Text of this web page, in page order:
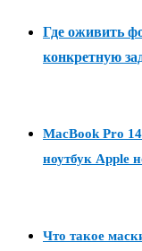
Где оживить
конкретную
MacBook Pro
ноутбук Apple
Что такое